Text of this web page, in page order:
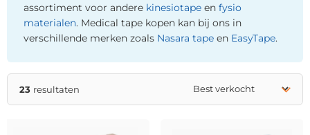
assortiment voor andere kinesiotape en fysio
materialen. Medical tape kopen kan bij ons in
verschillende merken zoals Nasara tape en EasyTape.
23 resultaten